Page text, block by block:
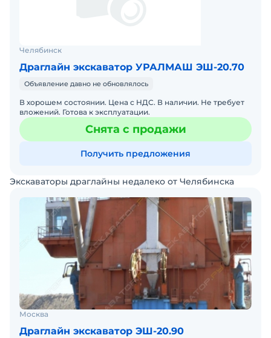
Челябинск
Драглайн экскаватор УРАЛМАШ ЭШ-20.70
Объявление давно не обновлялось
В хорошем состоянии. Цена с НДС. В наличии. Не требует
вложений. Готова к эксплуатации.
Снята с продажи
Получить предложения
Экскаваторы драглайны недалеко от Челябинска
Москва
Драглайн экскаватор ЭШ-20.90